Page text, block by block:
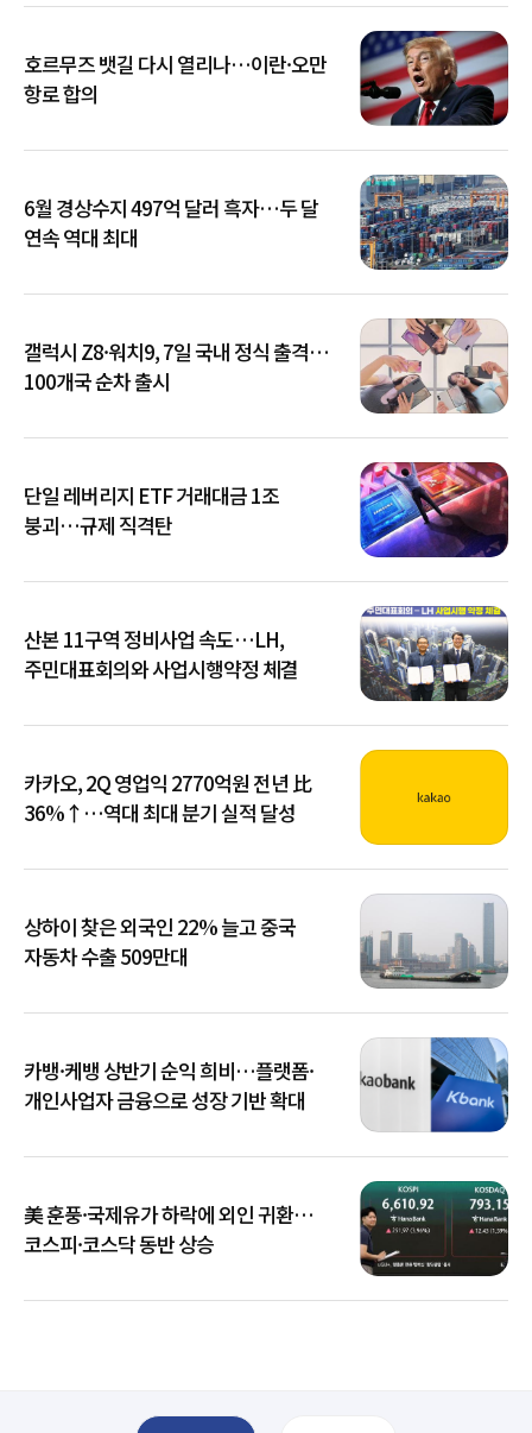
호르무즈 뱃길 다시 열리나…이란·오만
항로 합의
6월 경상수지 497억 달러 흑자…두 달
연속 역대 최대
갤럭시 Z8·워치9, 7일 국내 정식 출격…
100개국 순차 출시
단일 레버리지 ETF 거래대금 1조
붕괴…규제 직격탄
산본 11구역 정비사업 속도…LH,
주민대표회의와 사업시행약정 체결
카카오, 2Q 영업익 2770억원 전년 比
36%↑…역대 최대 분기 실적 달성
상하이 찾은 외국인 22% 늘고 중국
자동차 수출 509만대
카뱅·케뱅 상반기 순익 희비…플랫폼·
개인사업자 금융으로 성장 기반 확대
美 훈풍·국제유가 하락에 외인 귀환…
코스피·코스닥 동반 상승